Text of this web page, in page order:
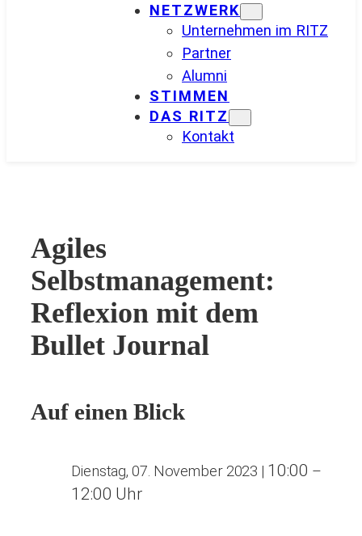
NETZWERK
Unternehmen im RITZ
Partner
Alumni
STIMMEN
DAS RITZ
Kontakt
Agiles
Selbstmanagement:
Reflexion mit dem
Bullet Journal
Auf einen Blick
Dienstag, 07. November 2023 | 10:00 –
12:00 Uhr